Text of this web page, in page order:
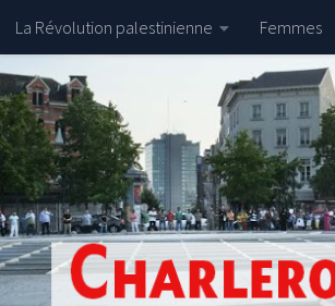
Skip to content
La Révolution palestinienne Femmes